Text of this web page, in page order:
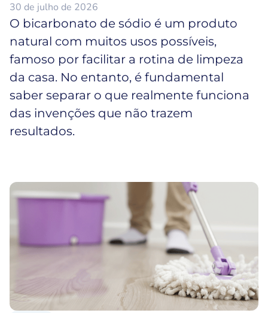
30 de julho de 2026
O bicarbonato de sódio é um produto
natural com muitos usos possíveis,
famoso por facilitar a rotina de limpeza
da casa. No entanto, é fundamental
saber separar o que realmente funciona
das invenções que não trazem
resultados.